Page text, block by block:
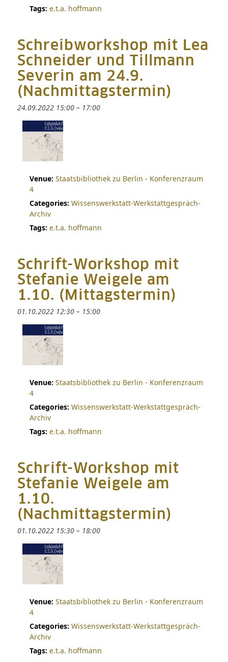
Tags: e.t.a. hoffmann
Schreibworkshop mit Lea
Schneider und Tillmann
Severin am 24.9.
(Nachmittagstermin)
24.09.2022 15:00– 17:00
Venue: Staatsbibliothek zu Berlin - Konferenzraum
4
Categories: Wissenswerkstatt-Werkstattgespräch-
Archiv
Tags: e.t.a. hoffmann
Schrift-Workshop mit
Stefanie Weigele am
1.10. (Mittagstermin)
01.10.2022 12:30– 15:00
Venue: Staatsbibliothek zu Berlin - Konferenzraum
4
Categories: Wissenswerkstatt-Werkstattgespräch-
Archiv
Tags: e.t.a. hoffmann
Schrift-Workshop mit
Stefanie Weigele am
1.10.
(Nachmittagstermin)
01.10.2022 15:30– 18:00
Venue: Staatsbibliothek zu Berlin - Konferenzraum
4
Categories: Wissenswerkstatt-Werkstattgespräch-
Archiv
Tags: e.t.a. hoffmann